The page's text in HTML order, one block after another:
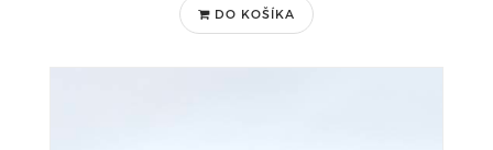
DO KOŠÍKA